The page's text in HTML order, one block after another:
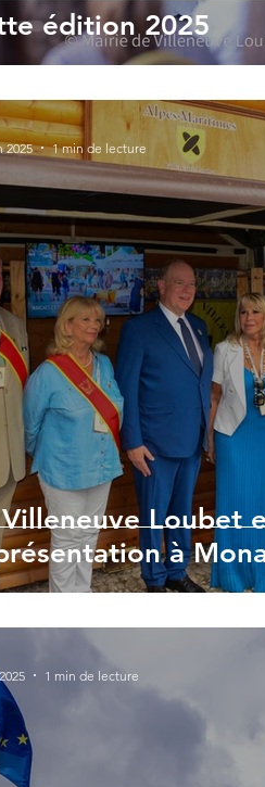
édition 2025
Loubet
à
2025 1 min de lecture
1 min de lecture